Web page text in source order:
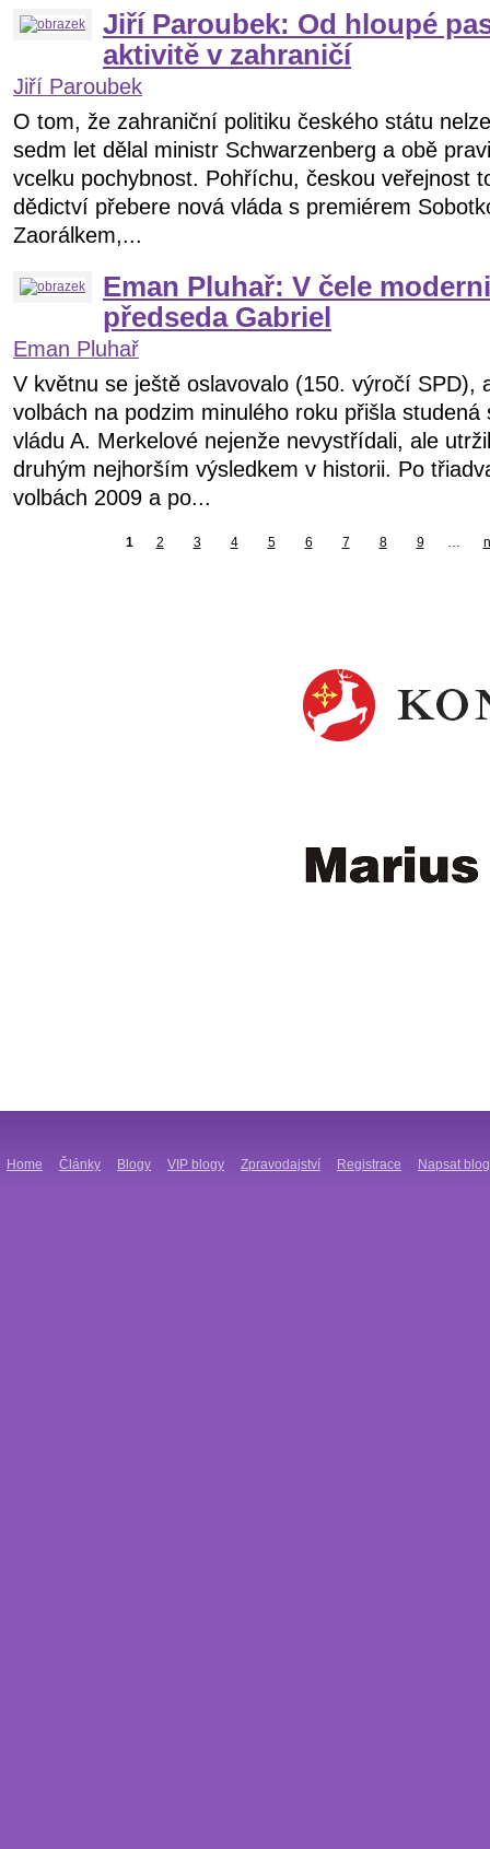
Jiří Paroubek: Od hloupé
aktivitě v zahraničí
Jiří Paroubek
O tom, že zahraniční politiku českého státu
sedm let dělal ministr Schwarzenberg a obě
vcelku pochybnost. Pohříchu, českou veřejnost
dědictví přebere nová vláda s premiérem
Zaorálkem,...
Eman Pluhař: V čele
předseda Gabriel
Eman Pluhař
V květnu se ještě oslavovalo (150. výročí SPD),
volbách na podzim minulého roku přišla
vládu A. Merkelové nejenže nevystřídali, ale
druhým nejhorším výsledkem v historii. Po
volbách 2009 a po...
1 2 3 4 5 6 7 8 9 …
Home Články Blogy VIP blogy Zpravodajství Registrace Napsat blog